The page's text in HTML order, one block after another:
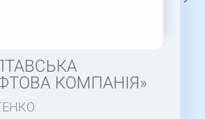
КОМПАНІЯ»